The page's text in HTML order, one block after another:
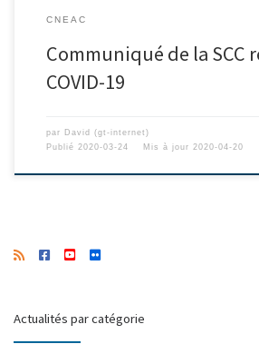
CNEAC
Communiqué de la SCC
COVID-19
par David (gt-internet)
Publié 2020-03-24 Mis à jour 2020-04-20
Actualités par catégorie